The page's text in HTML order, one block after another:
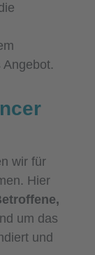
wir für
Hier
um das
und